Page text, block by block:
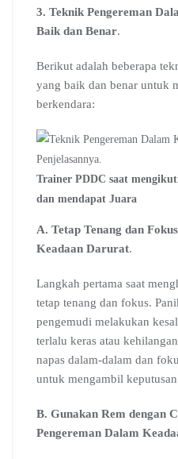
3. Teknik Pengereman
Baik dan Benar.
Berikut adalah beberapa
yang baik dan benar untuk
berkendara:
Trainer PDDC saat
dan mendapat Juara
A. Tetap Tenang dan Fokus
Keadaan Darurat.
Langkah pertama saat
tetap tenang dan fokus.
pengemudi melakukan
terlalu keras atau
napas dalam-dalam dan
untuk mengambil
B. Gunakan Rem dengan
Pengereman Dalam